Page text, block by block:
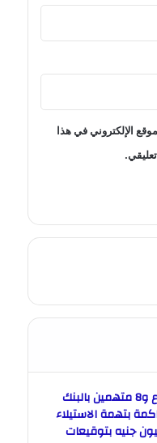
الإلكتروني في هذا
إحالة مدير فرع و8 متهمين بالبنك
بتهمة الاستيلاء
مليون جنيه بتوقيعات